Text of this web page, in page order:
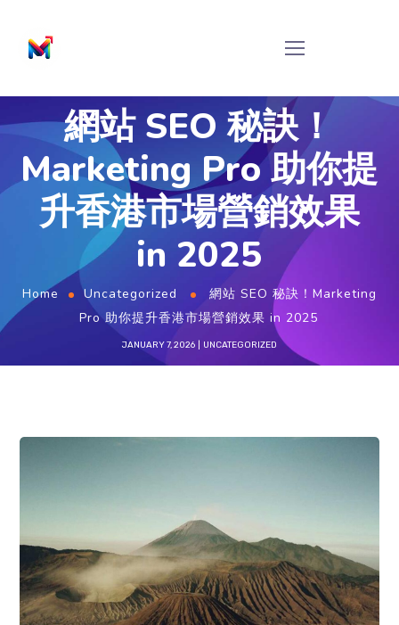
網站 SEO 秘訣！
Marketing Pro 助你提
升香港市場營銷效果
in 2025
Home Uncategorized
網站 SEO 秘訣！Marketing
Pro 助你提升香港市場營銷效果 in 2025
JANUARY 7, 2026 UNCATEGORIZED